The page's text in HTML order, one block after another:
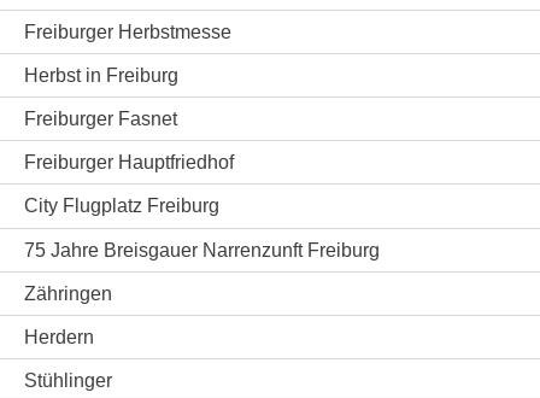
Freiburger Herbstmesse
Herbst in Freiburg
Freiburger Fasnet
Freiburger Hauptfriedhof
City Flugplatz Freiburg
75 Jahre Breisgauer Narrenzunft Freiburg
Zähringen
Herdern
Stühlinger